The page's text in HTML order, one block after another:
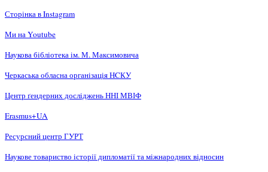
Сторінка в Instagram
Ми на Youtube
Наукова бібліотека ім. М. Максимовича
Черкаська обласна організація НCКУ
Центр ґендерних досліджень ННІ МВІФ
Erasmus+UA
Ресурсний центр ГУРТ
Наукове товариство історії дипломатії та міжнародних відносин